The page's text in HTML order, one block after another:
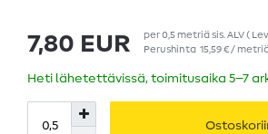
7,80 EUR per0,5 metriäsis. ALV(
Perushinta 15,59 € /
Heti lähetettävissä, toimitusaika 5–7